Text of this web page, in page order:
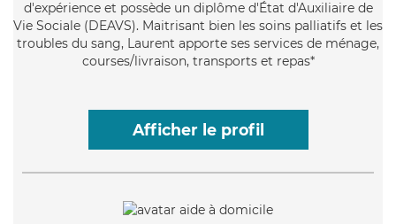
d'expérience et possède un diplôme d'État d'Auxiliaire de
Vie Sociale (DEAVS). Maitrisant bien les soins palliatifs et les
troubles du sang, Laurent apporte ses services de ménage,
courses/livraison, transports et repas*
Afficher le profil